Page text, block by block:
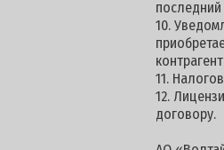
10.
11.
12.
договору.